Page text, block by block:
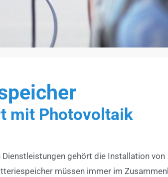
mit Photovoltaik
Dienstleistungen gehört die Installation von
müssen immer im